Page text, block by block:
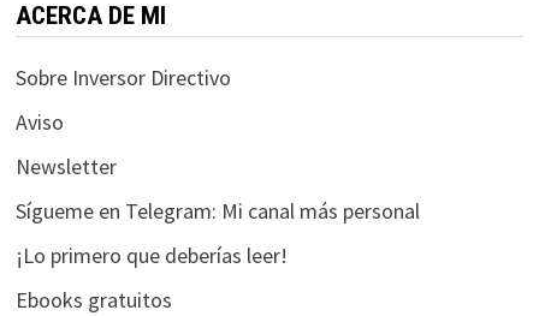
ACERCA DE MI
Sobre Inversor Directivo
Aviso
Newsletter
Sígueme en Telegram: Mi canal más personal
¡Lo primero que deberías leer!
Ebooks gratuitos
Estadísticas
Para que
podamos
funcionalidad
y estructura
de la web, en
base a cómo